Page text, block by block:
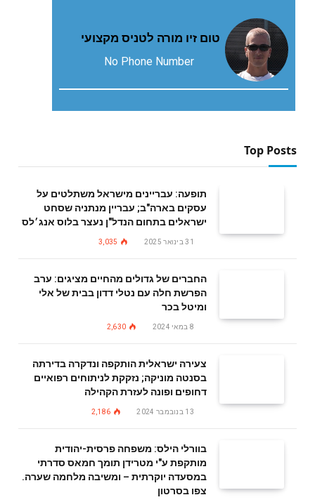
טום זיו מורה לטניס מקצועי
No Phone Number
Top Posts
תופעה: עבריינים מישראל משתלטים על
עסקים בארה"ב; עבריין מנתניה שסחט
ישראלים בתחום הנדל"ן נעצר בלוס אנג׳לס
31 בינואר 2025 3,035
החברים של גדולים מהחיים מציגים: ערב
הפרשת חלה עם נטלי דדון בבית של אלי
ומיטל בכר
8 במאי 2024 2,630
צעירה ישראלית הותקפה ונדקרה בדירתה
בסנטה מוניקה; נזקקת לניתוחים רפואיים
דחופים ופונה לעזרת הקהילה
13 בנובמבר 2024 2,186
בוורלי הילס: משפחה פרסית-יהודית
מותקפת ע"י מטרידן תומך חמאס סדרתי
במסעדה יוקרתית – ומשיבה מלחמה שערה.
צפו בסרטון